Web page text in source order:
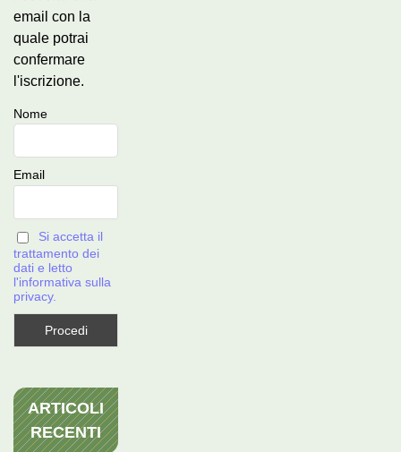
email con la
quale potrai
confermare
l'iscrizione.
Nome
Email
Si accetta il
trattamento dei
dati e letto
l'informativa sulla
privacy.
ARTICOLI
RECENTI